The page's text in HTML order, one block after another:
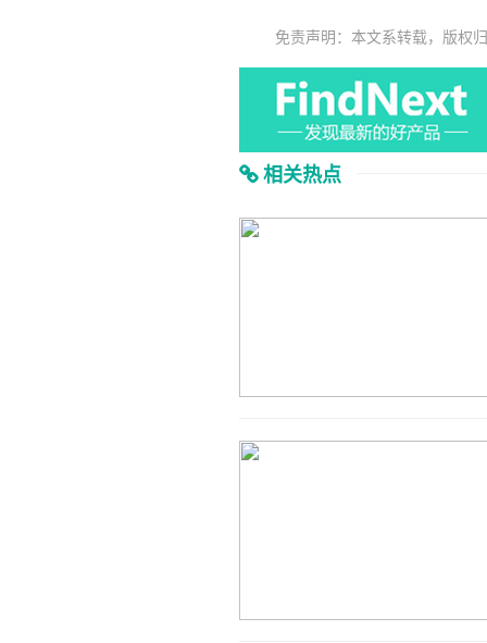
免责声明：本文系转载，版权
相关热点